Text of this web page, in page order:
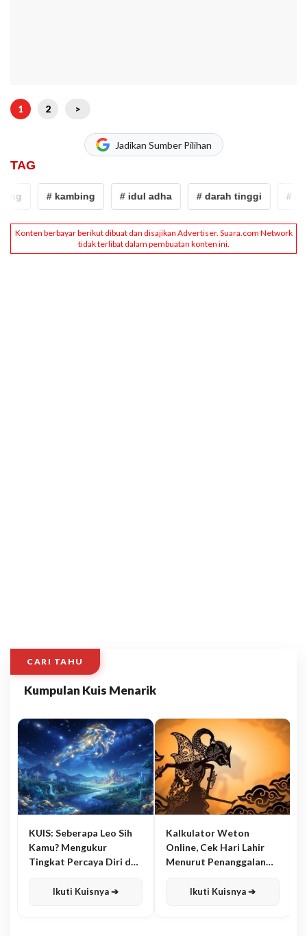
1 2 >
Jadikan Sumber Pilihan
TAG
# kambing # idul adha # darah tinggi #
CARI TAHU
Kumpulan Kuis Menarik
KUIS: Seberapa Leo Sih
Kamu? Mengukur
Tingkat Percaya Diri dan
Ikuti Kuisnya ➔
Kalkulator Weton
Online, Cek Hari Lahir
Menurut Penanggalan
Ikuti Kuisnya ➔